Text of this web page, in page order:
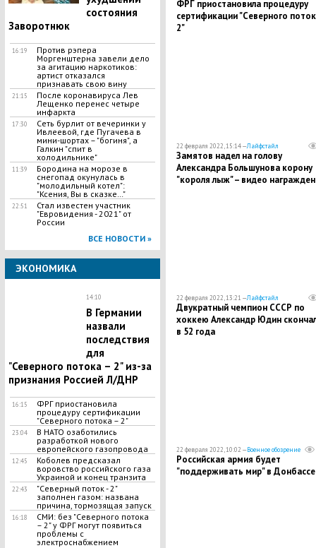
состояния
Заворотнюк
16:19
Против рэпера
Моргенштерна завели дело
за агитацию наркотиков:
артист отказался
признавать свою вину
21:15
После коронавируса Лев
Лещенко перенес четыре
инфаркта
17:30
Сеть бурлит от вечеринки у
Ивлеевой, где Пугачева в
мини-шортах – "богиня", а
Галкин "спит в
холодильнике"
11:39
Бородина на морозе в
снегопад окунулась в
"молодильный котел":
"Ксения, Вы в сказке…"
22:51
Стал известен участник
"Евровидения - 2021" от
России
ВСЕ НОВОСТИ »
ЭКОНОМИКА
14:10
В Германии
назвали
последствия
для
"Северного потока – 2" из-за
признания Россией Л/ДНР
16:15
ФРГ приостановила
процедуру сертификации
"Северного потока – 2"
23:04
​В НАТО озаботились
разработкой нового
европейского газопровода
12:45
Коболев предсказал
воровство российского газа
Украиной и конец транзита
22:43
"Северный поток - 2"
заполнен газом: названа
причина, тормозящая запуск
16:18
СМИ: без "Северного потока
– 2" у ФРГ могут появиться
проблемы с
электроснабжением
ФРГ приостановила процедуру
сертификации "Северного
2"
22 февраля 2022, 15:14 —Лайфстайл
Замятов надел на голову
Александра Большунова корону
"короля лыж" – видео
22 февраля 2022, 13:21 —Лайфстайл
Двукратный чемпион СССР по
хоккею Александр Юдин
в 52 года
22 февраля 2022, 10:02 —Военное обозрение
Российская армия будет
"поддерживать мир" в Донбассе